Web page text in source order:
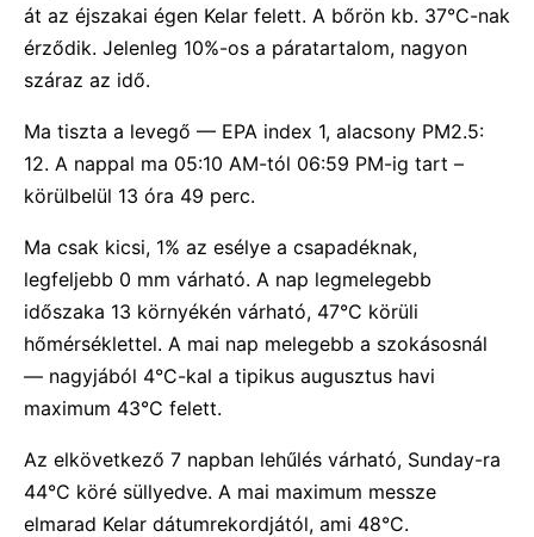
át az éjszakai égen Kelar felett. A bőrön kb. 37°C-nak
érződik. Jelenleg 10%-os a páratartalom, nagyon
száraz az idő.
Ma tiszta a levegő — EPA index 1, alacsony PM2.5:
12. A nappal ma 05:10 AM-tól 06:59 PM-ig tart –
körülbelül 13 óra 49 perc.
Ma csak kicsi, 1% az esélye a csapadéknak,
legfeljebb 0 mm várható. A nap legmelegebb
időszaka 13 környékén várható, 47°C körüli
hőmérséklettel. A mai nap melegebb a szokásosnál
— nagyjából 4°C-kal a tipikus augusztus havi
maximum 43°C felett.
Az elkövetkező 7 napban lehűlés várható, Sunday-ra
44°C köré süllyedve. A mai maximum messze
elmarad Kelar dátumrekordjától, ami 48°C.